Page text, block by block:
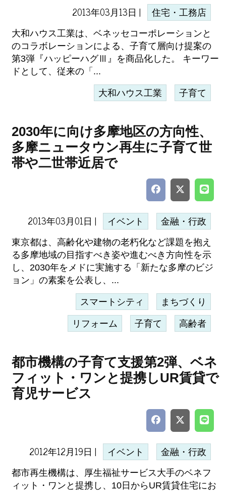
2013年03月13日 | 住宅・工務店
大和ハウス工業は、ベネッセコーポレーションと
のコラボレーションによる、子育て層向け提案の
第3弾『ハッピーハグⅢ』を商品化した。 キーワー
ドとして、従来の「...
大和ハウス工業 子育て
2030年に向け多摩地区の方向性、
多摩ニュータウン再生に子育て世
帯や二世帯近居で
2013年03月01日 | イベント 金融・行政
東京都は、高齢化や建物の老朽化など課題を抱え
る多摩地域の目指すべき姿や進むべき方向性を示
し、2030年をメドに実施する「新たな多摩のビジ
ョン」の素案を公表し、...
スマートシティ まちづくり
リフォーム 子育て 高齢者
都市機構の子育て支援第2弾、ベネ
フィット・ワンと提携しUR賃貸で
育児サービス
2012年12月19日 | イベント 金融・行政
都市再生機構は、厚生福祉サービス大手のベネフ
ィット・ワンと提携し、10日からUR賃貸住宅にお